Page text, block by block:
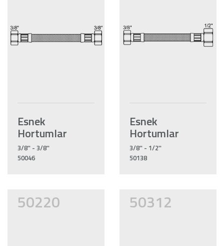
Esnek
Hortumlar
3/8'' - 3/8''
50046
Esnek
Hortumlar
3/8'' - 1/2''
50138
50220 50312